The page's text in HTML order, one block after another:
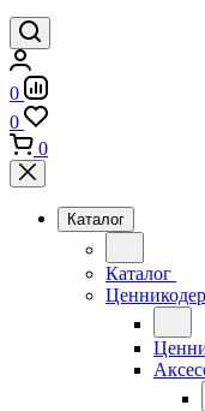
0
0
0
Каталог
Каталог